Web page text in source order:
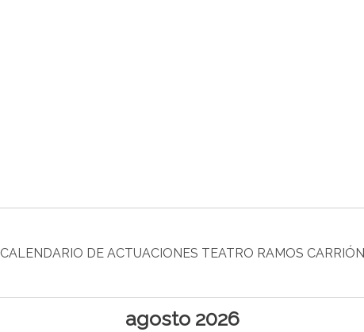
CALENDARIO DE ACTUACIONES TEATRO RAMOS CARRIÓN
agosto 2026